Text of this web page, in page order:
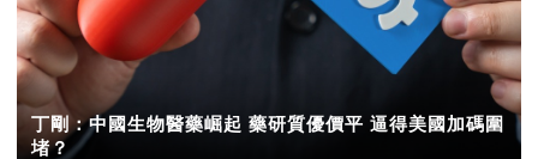
丁剛：中國生物醫藥崛起 藥研質優價平 逼得美國加碼圍
堵？